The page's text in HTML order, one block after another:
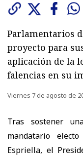
Parlamentarios
proyecto para
aplicación de la
falencias en su
Viernes 7 de agosto de
Tras sostener
mandatario
Espriella, el